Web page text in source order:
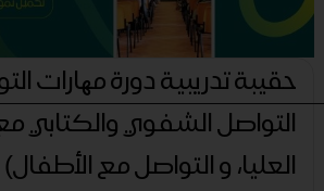
حقيبة تدريبية دورة مھارات
التواصل الشفوي والكتابي مع
العليا، و التواصل مع الأطفال)